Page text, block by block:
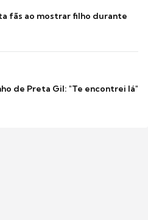
fãs ao mostrar filho durante
de Preta Gil: "Te encontrei lá"